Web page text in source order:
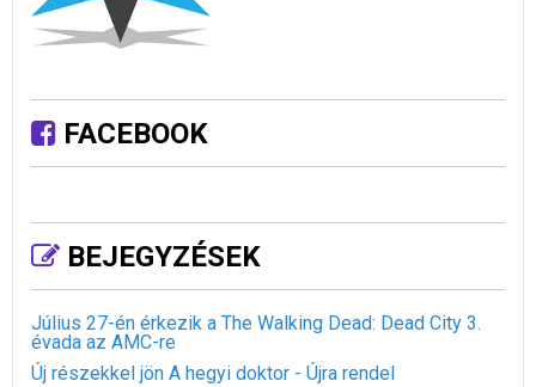
FACEBOOK
BEJEGYZÉSEK
Július 27-én érkezik a The Walking Dead: Dead City 3.
évada az AMC-re
Új részekkel jön A hegyi doktor - Újra rendel